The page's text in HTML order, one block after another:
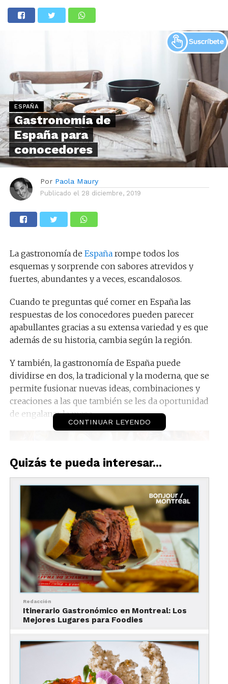
ESPAÑA
Gastronomía de
España para
conocedores
Por Paola Maury
Publicado el 28 diciembre, 2019
La gastronomía de Españarompe todos los
esquemas y sorprende con sabores atrevidos y
fuertes, abundantes y a veces, escandalosos.
Cuando te preguntas qué comer en España las
respuestas de los conocedores pueden parecer
apabullantes gracias a su extensa variedad y es que
además de su historia, cambia según la región.
Y también, la gastronomía de España puede
dividirse en dos, la tradicional y la moderna, que se
permite fusionar nuevas ideas, combinaciones y
creaciones a las que también se les da oportunidad
de engalanar la mesa.
Un poco de historia de la
gastronomía española
España para decir que estuviste ahí, hagamos un
breve recorrido por la historia de la gastronomía
CONTINUAR LEYENDO
Quizás te pueda interesar...
Redacción
Itinerario Gastronómico en Montreal: Los
Mejores Lugares para Foodies